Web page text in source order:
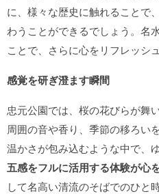
に、様々な歴史に触れることで
わうことができるでしょう。名
ことで、さらに心をリフレッシ
感覚を研ぎ澄ます瞬間
忠元公園では、桜の花びらが舞
周囲の音や香り、季節の移ろい
温かさが包み込むような中で、
五感をフルに活用する体験が心
して名高い清流のそばでのひと